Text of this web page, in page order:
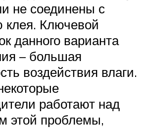
не соединены с
Ключевой
данного варианта
– большая
воздействия влаги.
работают над
этой проблемы,